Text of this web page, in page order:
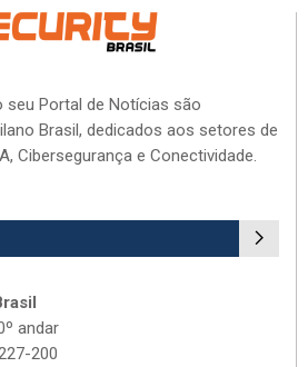
seu Portal de Notícias são
Brasil, dedicados aos setores de
Cibersegurança e Conectividade.
andar
200